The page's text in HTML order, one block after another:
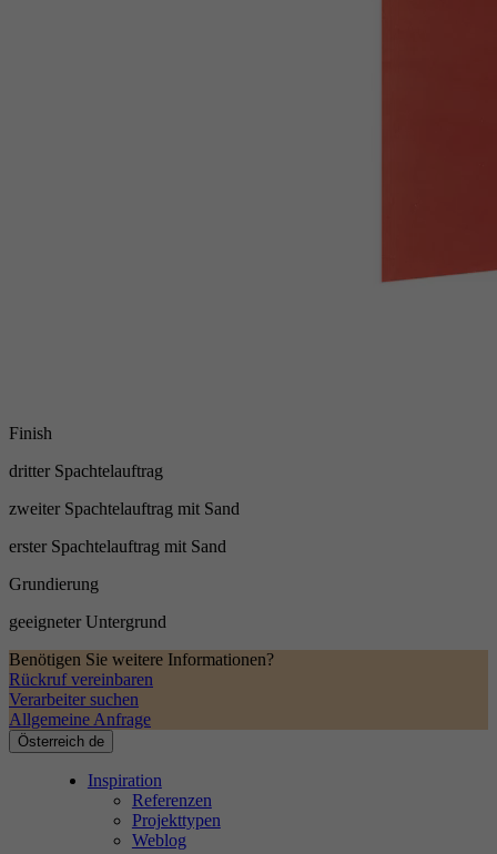
Finish
dritter Spachtelauftrag
zweiter Spachtelauftrag mit Sand
erster Spachtelauftrag mit Sand
Grundierung
geeigneter Untergrund
Benötigen Sie weitere Informationen?
Rückruf vereinbaren
Verarbeiter suchen
Allgemeine Anfrage
Österreich de
Inspiration
Referenzen
Projekttypen
Weblog